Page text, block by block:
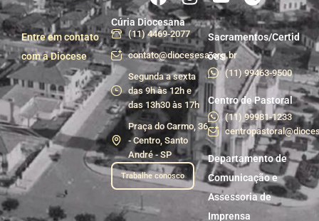
Entre em contato
com a Diocese
Cúria Diocesana
(11) 4469-2077
contato@diocesesa.org.br
Segunda a sexta
das 9h às 12h e
das 13h30 às 17h
Praça do Carmo, 36
- Centro, Santo
André - SP
Trabalhe conosco
Sacramentos/Certid
ões
(11) 99463-9500
Centro de Pastoral
(11) 99981-1233
Departamento de
Comunicação e
Assessoria de
Imprensa